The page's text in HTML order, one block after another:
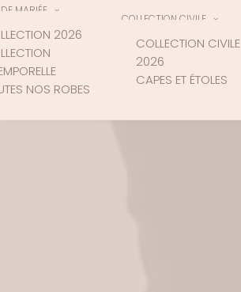
MARIÉE
2026
NOS ROBES
COLLECTION CIVILE
COLLECTION CIVILE
2026
CAPES ET ÉTOLES